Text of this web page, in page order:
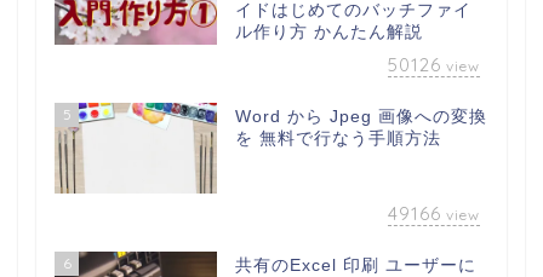
イドはじめてのバッチファイ
ル作り方 かんたん解説
50126 view
5
Word から Jpeg 画像への変換
を 無料で行なう手順方法
49166 view
6
共有のExcel 印刷 ユーザーに